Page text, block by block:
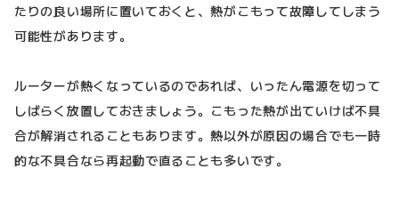
たりの良い場所に置いておくと、熱がこもって故障してしまう
可能性があります。
ルーターが熱くなっているのであれば、いったん電源を切って
しばらく放置しておきましょう。こもった熱が出ていけば不具
合が解消されることもあります。熱以外が原因の場合でも一時
的な不具合なら再起動で直ることも多いです。